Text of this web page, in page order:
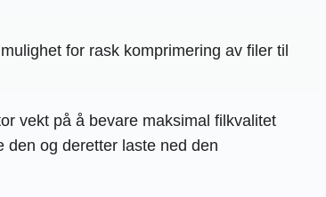
for rask komprimering av filer til
vekt på å bevare maksimal filkvalitet
den og deretter laste ned den